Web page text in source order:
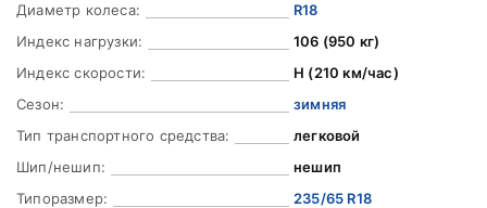
Диаметр колеса:
R18
Индекс нагрузки:
106 (950 кг)
Индекс скорости:
H (210 км/час)
Сезон:
зимняя
Тип транспортного средства:
легковой
Шип/нешип:
нешип
Типоразмер:
235/65 R18